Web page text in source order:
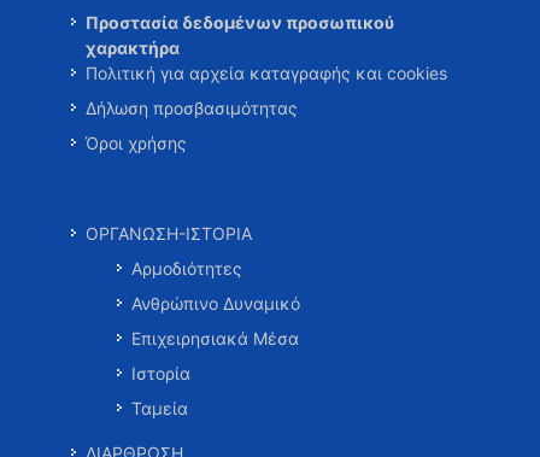
Προστασία δεδομένων προσωπικού
χαρακτήρα
Πολιτική για αρχεία καταγραφής και cookies
Δήλωση προσβασιμότητας
Όροι χρήσης
ΟΡΓΑΝΩΣΗ-ΙΣΤΟΡΙΑ
Αρμοδιότητες
Ανθρώπινο Δυναμικό
Επιχειρησιακά Μέσα
Ιστορία
Ταμεία